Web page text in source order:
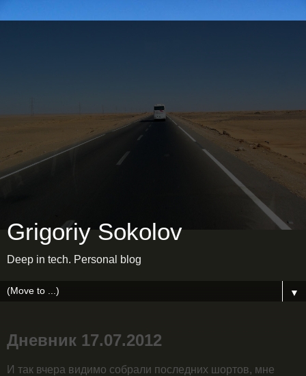
Grigoriy Sokolov
Deep in tech. Personal blog
▼
Дневник 17.07.2012
И так вчера видимо собрали последних шортов, мне